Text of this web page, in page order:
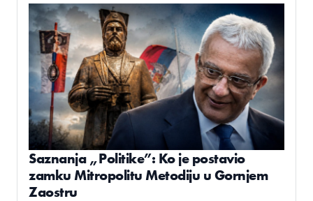
Saznanja „Politike”: Ko je postavio
zamku Mitropolitu Metodiju u Gornjem
Zaostru